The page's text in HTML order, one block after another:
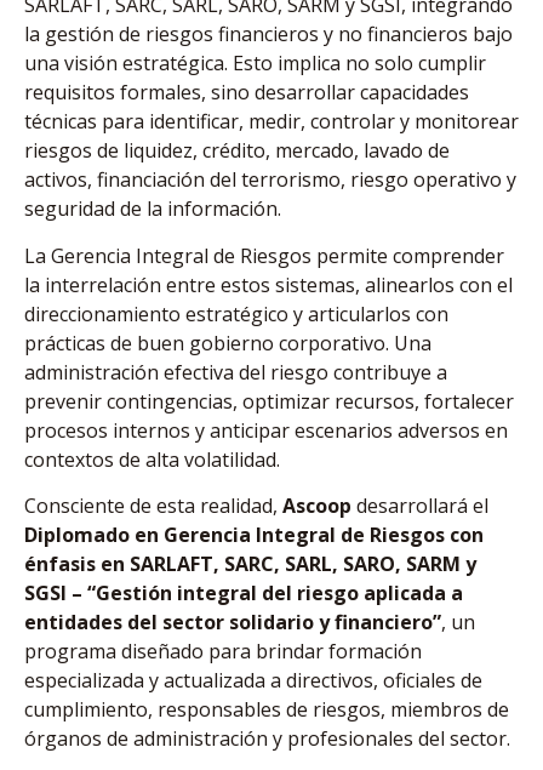
SARLAFT, SARC, SARL, SARO, SARM y SGSI, integrando
la gestión de riesgos financieros y no financieros bajo
una visión estratégica. Esto implica no solo cumplir
requisitos formales, sino desarrollar capacidades
técnicas para identificar, medir, controlar y monitorear
riesgos de liquidez, crédito, mercado, lavado de
activos, financiación del terrorismo, riesgo operativo y
seguridad de la información.
La Gerencia Integral de Riesgos permite comprender
la interrelación entre estos sistemas, alinearlos con el
direccionamiento estratégico y articularlos con
prácticas de buen gobierno corporativo. Una
administración efectiva del riesgo contribuye a
prevenir contingencias, optimizar recursos, fortalecer
procesos internos y anticipar escenarios adversos en
contextos de alta volatilidad.
Consciente de esta realidad, Ascoop desarrollará el
Diplomado en Gerencia Integral de Riesgos con
énfasis en SARLAFT, SARC, SARL, SARO, SARM y
SGSI – “Gestión integral del riesgo aplicada a
entidades del sector solidario y financiero”, un
programa diseñado para brindar formación
especializada y actualizada a directivos, oficiales de
cumplimiento, responsables de riesgos, miembros de
órganos de administración y profesionales del sector.